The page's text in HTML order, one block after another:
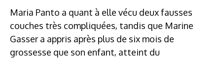
Maria Panto a quant à elle vécu deux fausses
couches très compliquées, tandis que Marine
Gasser a appris après plus de six mois de
grossesse que son enfant, atteint du